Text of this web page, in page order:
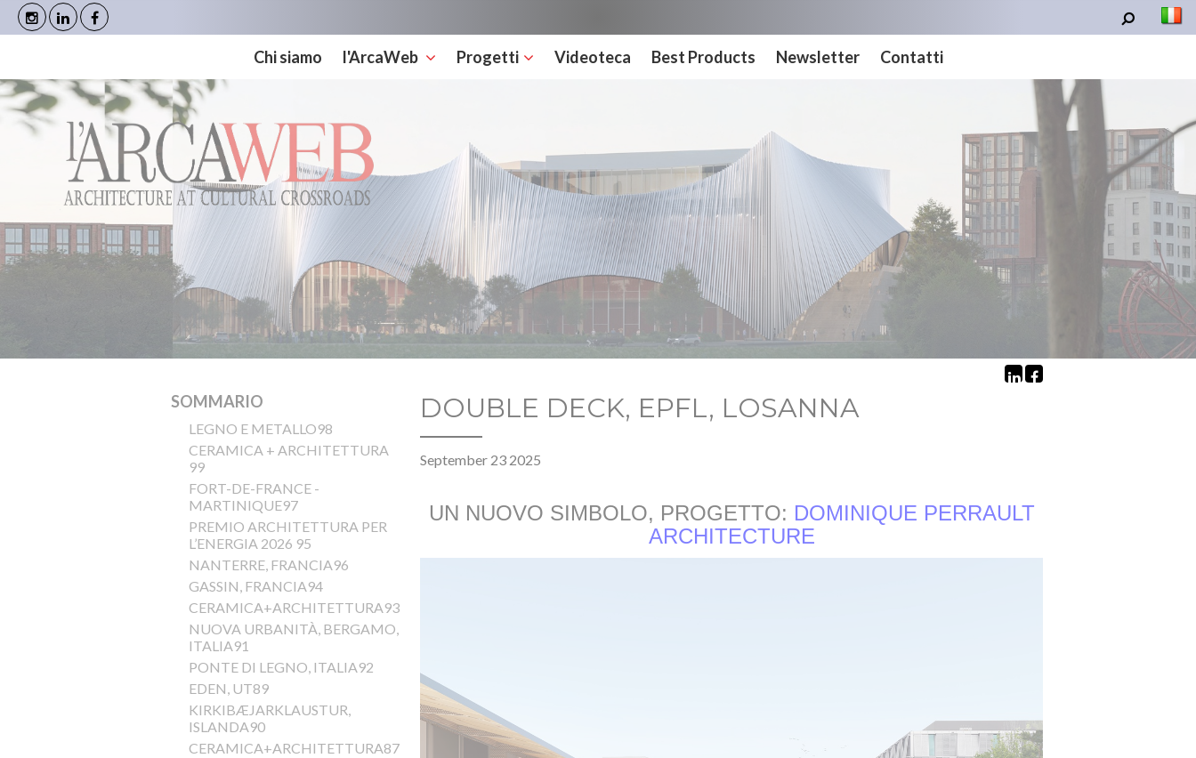
Chi siamo l'ArcaWeb Progetti Videoteca Best Products Newsletter Contatti
SOMMARIO
LEGNO E METALLO98
CERAMICA + ARCHITETTURA
99
FORT-DE-FRANCE -
MARTINIQUE97
PREMIO ARCHITETTURA PER
L’ENERGIA 2026 95
NANTERRE, FRANCIA96
GASSIN, FRANCIA94
CERAMICA+ARCHITETTURA93
NUOVA URBANITÀ, BERGAMO,
ITALIA91
PONTE DI LEGNO, ITALIA92
EDEN, UT89
KIRKIBÆJARKLAUSTUR,
ISLANDA90
CERAMICA+ARCHITETTURA87
DOUBLE DECK, EPFL, LOSANNA
September 23 2025
UN NUOVO SIMBOLO, PROGETTO: DOMINIQUE PERRAULT
ARCHITECTURE
Cookies management panel